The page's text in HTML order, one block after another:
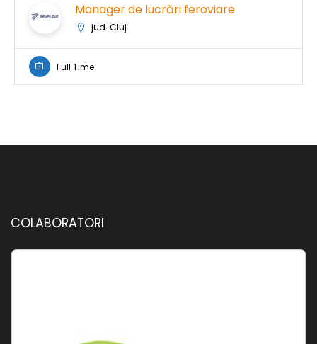
Manager de lucrări feroviare
jud. Cluj
Full Time
COLABORATORI